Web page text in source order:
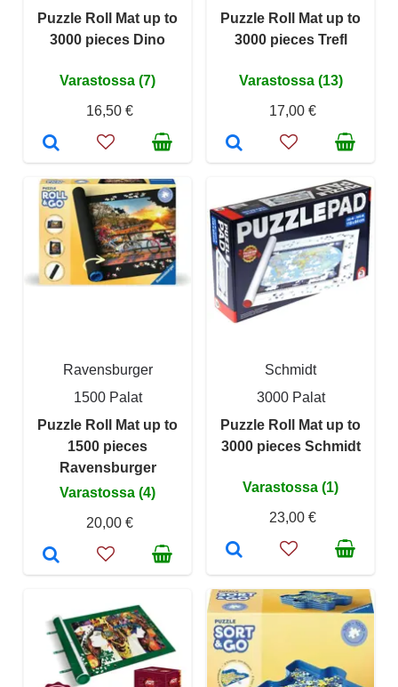
Puzzle Roll Mat up to
3000 pieces Dino
Varastossa (7)
16,50 €
Puzzle Roll Mat up to
3000 pieces Trefl
Varastossa (13)
17,00 €
Ravensburger
1500 Palat
Puzzle Roll Mat up to
1500 pieces
Ravensburger
Varastossa (4)
20,00 €
Schmidt
3000 Palat
Puzzle Roll Mat up to
3000 pieces Schmidt
Varastossa (1)
23,00 €